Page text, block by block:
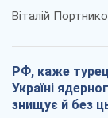
Віталій
РФ, каже
Україні
знищує й без